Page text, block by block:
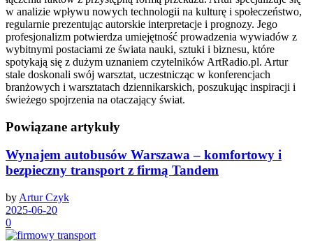
w analizie wpływu nowych technologii na kulturę i społeczeństwo,
regularnie prezentując autorskie interpretacje i prognozy. Jego
profesjonalizm potwierdza umiejętność prowadzenia wywiadów z
wybitnymi postaciami ze świata nauki, sztuki i biznesu, które
spotykają się z dużym uznaniem czytelników ArtRadio.pl. Artur
stale doskonali swój warsztat, uczestnicząc w konferencjach
branżowych i warsztatach dziennikarskich, poszukując inspiracji i
świeżego spojrzenia na otaczający świat.
Powiązane artykuły
Wynajem autobusów Warszawa – komfortowy i
bezpieczny transport z firmą Tandem
by Artur Czyk
2025-06-20
0